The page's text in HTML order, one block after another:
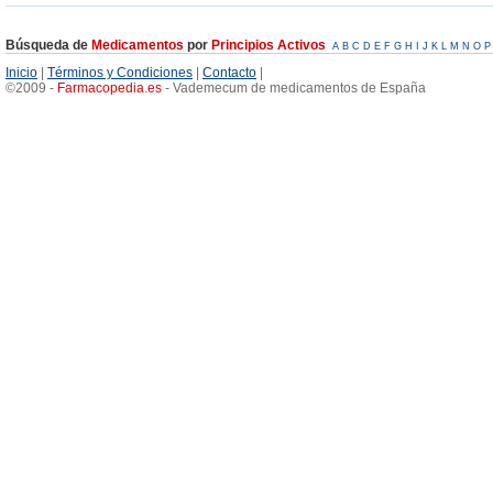
Búsqueda de Medicamentos por Principios Activos A B C D E F G H J K L M N O P
Inicio Términos y Condiciones Contacto
©2009 - Farmacopedia.es - Vademecum de medicamentos de España